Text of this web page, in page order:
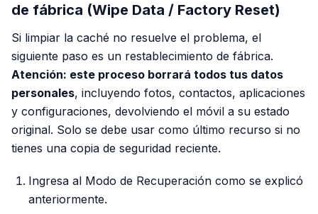
de fábrica (Wipe Data / Factory Reset)
Si limpiar la caché no resuelve el problema, el
siguiente paso es un restablecimiento de fábrica.
Atención: este proceso borrará todos tus datos
personales, incluyendo fotos, contactos, aplicaciones
y configuraciones, devolviendo el móvil a su estado
original. Solo se debe usar como último recurso si no
tienes una copia de seguridad reciente.
Ingresa al Modo de Recuperación como se explicó
anteriormente.